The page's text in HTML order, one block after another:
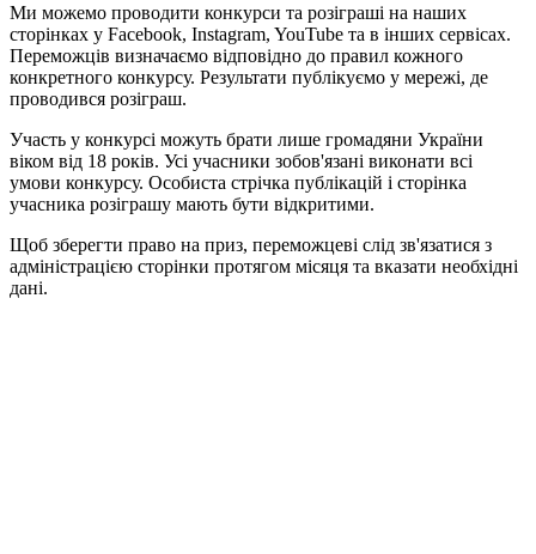
Ми можемо проводити конкурси та розіграші на наших
сторінках у Facebook, Instagram, YouTube та в інших сервісах.
Переможців визначаємо відповідно до правил кожного
конкретного конкурсу. Результати публікуємо у мережі, де
проводився розіграш.
Участь у конкурсі можуть брати лише громадяни України
віком від 18 років. Усі учасники зобов'язані виконати всі
умови конкурсу. Особиста стрічка публікацій і сторінка
учасника розіграшу мають бути відкритими.
Щоб зберегти право на приз, переможцеві слід зв'язатися з
адміністрацією сторінки протягом місяця та вказати необхідні
дані.